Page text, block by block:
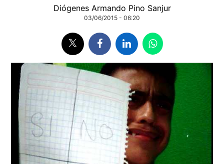
Diógenes Armando Pino Sanjur
03/06/2015 - 06:20